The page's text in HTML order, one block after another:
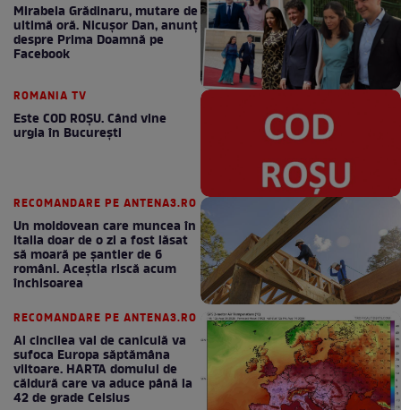
Mirabela Grădinaru, mutare de
ultimă oră. Nicuşor Dan, anunţ
despre Prima Doamnă pe
Facebook
ROMANIA TV
Este COD ROŞU. Când vine
urgia în Bucureşti
RECOMANDARE PE ANTENA3.RO
Un moldovean care muncea în
Italia doar de o zi a fost lăsat
să moară pe şantier de 6
români. Aceștia riscă acum
închisoarea
RECOMANDARE PE ANTENA3.RO
Al cincilea val de caniculă va
sufoca Europa săptămâna
viitoare. HARTA domului de
căldură care va aduce până la
42 de grade Celsius